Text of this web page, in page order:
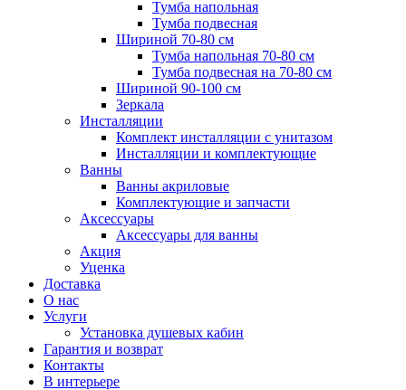
Тумба напольная
Тумба подвесная
Шириной 70-80 см
Тумба напольная 70-80 см
Тумба подвесная на 70-80 см
Шириной 90-100 см
Зеркала
Инсталляции
Комплект инсталляции с унитазом
Инсталляции и комплектующие
Ванны
Ванны акриловые
Комплектующие и запчасти
Аксессуары
Аксеcсуары для ванны
Акция
Уценка
Доставка
О нас
Услуги
Установка душевых кабин
Гарантия и возврат
Контакты
В интерьере